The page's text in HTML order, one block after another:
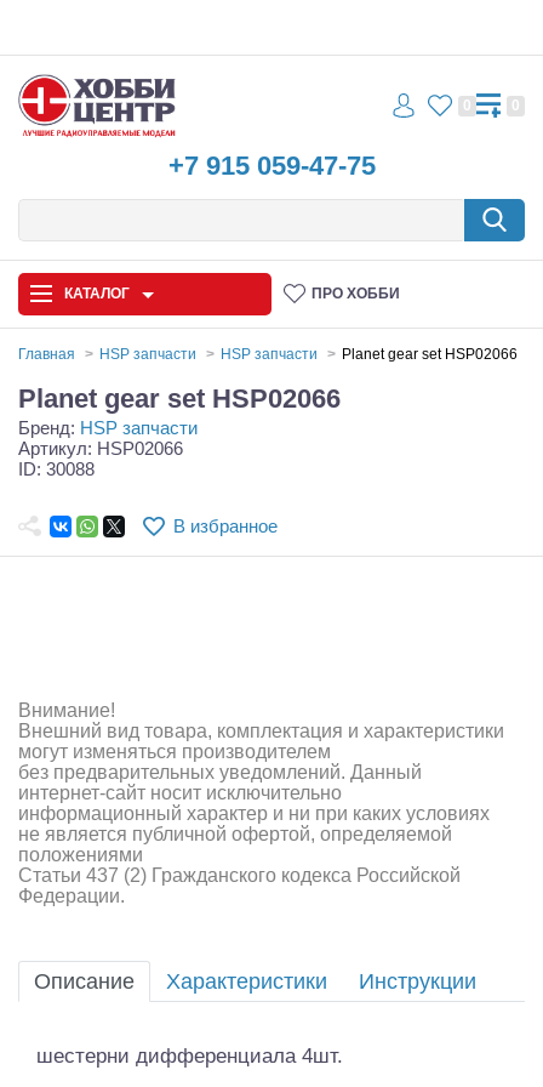
+7 915 059-47-75
0 0
КАТАЛОГ ПРО ХОББИ
Автомодели
Запчасти и аксессуары
Самолеты
Конструкторы
Аппаратура и электроника
Аккумуляторы и батарейки
Зарядные устройства и блоки питания
Двигатели
Технические жидкости
Оптовая продажа запчастей для моделей
Главная HSP запчасти HSP запчасти Planet gear set HSP02066
Planet gear set HSP02066
Бренд: HSP запчасти
Артикул: HSP02066
ID: 30088
В избранное
Внимание!
Внешний вид товара, комплектация и характеристики
могут изменяться производителем
без предварительных уведомлений. Данный
интернет-сайт носит исключительно
информационный характер и ни при каких условиях
не является публичной офертой, определяемой
положениями
Статьи 437 (2) Гражданского кодекса Российской
Федерации.
Описание Характеристики Инструкции
шестерни дифференциала 4шт.